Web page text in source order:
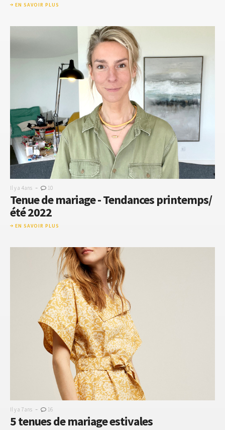
EN SAVOIR PLUS
Il y a 4 ans - 10
Tenue de mariage - Tendances printemps/
été 2022
EN SAVOIR PLUS
Il y a 7 ans - 16
5 tenues de mariage estivales